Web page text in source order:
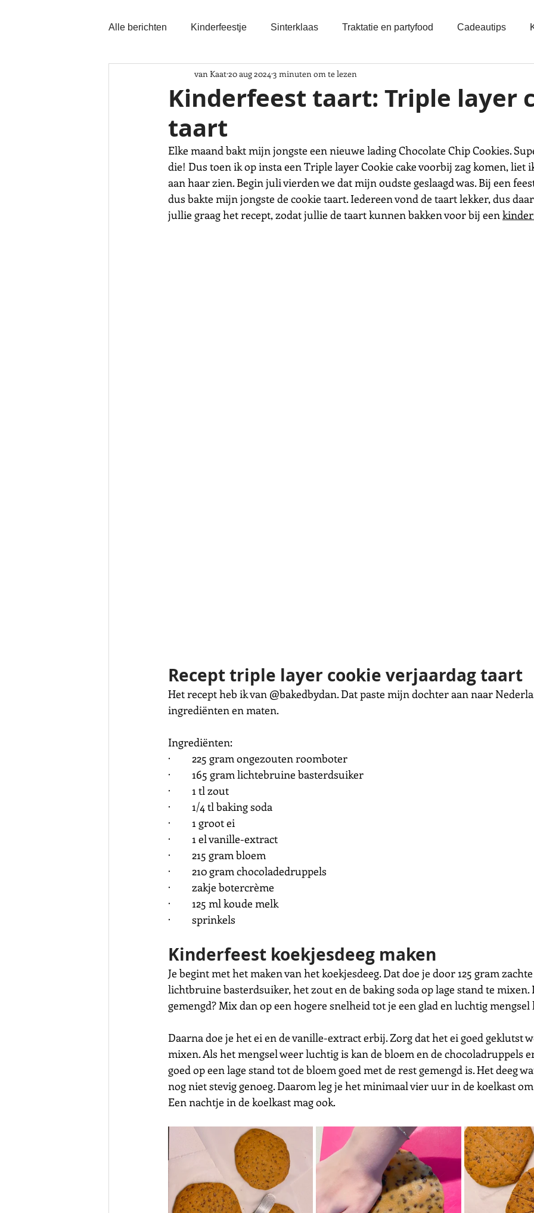
Alle berichten Kinderfeestje Sinterklaas Traktatie en partyfood Cadeautips
Kinderfeest taart: Triple layer
taart
van Kaat20 aug 2024 3 minuten om te lezen
Elke maand bakt mijn jongste een nieuwe lading Chocolate Chip Cookies.
die! Dus toen ik op insta een Triple layer Cookie cake voorbij zag komen, liet
aan haar zien. Begin juli vierden we dat mijn oudste geslaagd was. Bij een
dus bakte mijn jongste de cookie taart. Iedereen vond de taart lekker, dus
jullie graag het recept, zodat jullie de taart kunnen bakken voor bij een
Recept triple layer cookie verjaardag taart
Het recept heb ik van @bakedbydan. Dat paste mijn dochter aan naar
ingrediënten en maten.
Ingrediënten:
·         225 gram ongezouten roomboter
·         165 gram lichtebruine basterdsuiker
·         1 tl zout
·         1/4 tl baking soda
·         1 groot ei
·         1 el vanille-extract
·         215 gram bloem
·         210 gram chocoladedruppels
·         zakje botercrème
·         125 ml koude melk
·         sprinkels
Kinderfeest koekjesdeeg maken
Je begint met het maken van het koekjesdeeg. Dat doe je door 125 gram
lichtbruine basterdsuiker, het zout en de baking soda op lage stand te mixen.
gemengd? Mix dan op een hogere snelheid tot je een glad en luchtig mengsel
Daarna doe je het ei en de vanille-extract erbij. Zorg dat het ei goed geklutst
mixen. Als het mengsel weer luchtig is kan de bloem en de chocoladruppels
goed op een lage stand tot de bloem goed met de rest gemengd is. Het deeg
nog niet stevig genoeg. Daarom leg je het minimaal vier uur in de koelkast
Een nachtje in de koelkast mag ook.